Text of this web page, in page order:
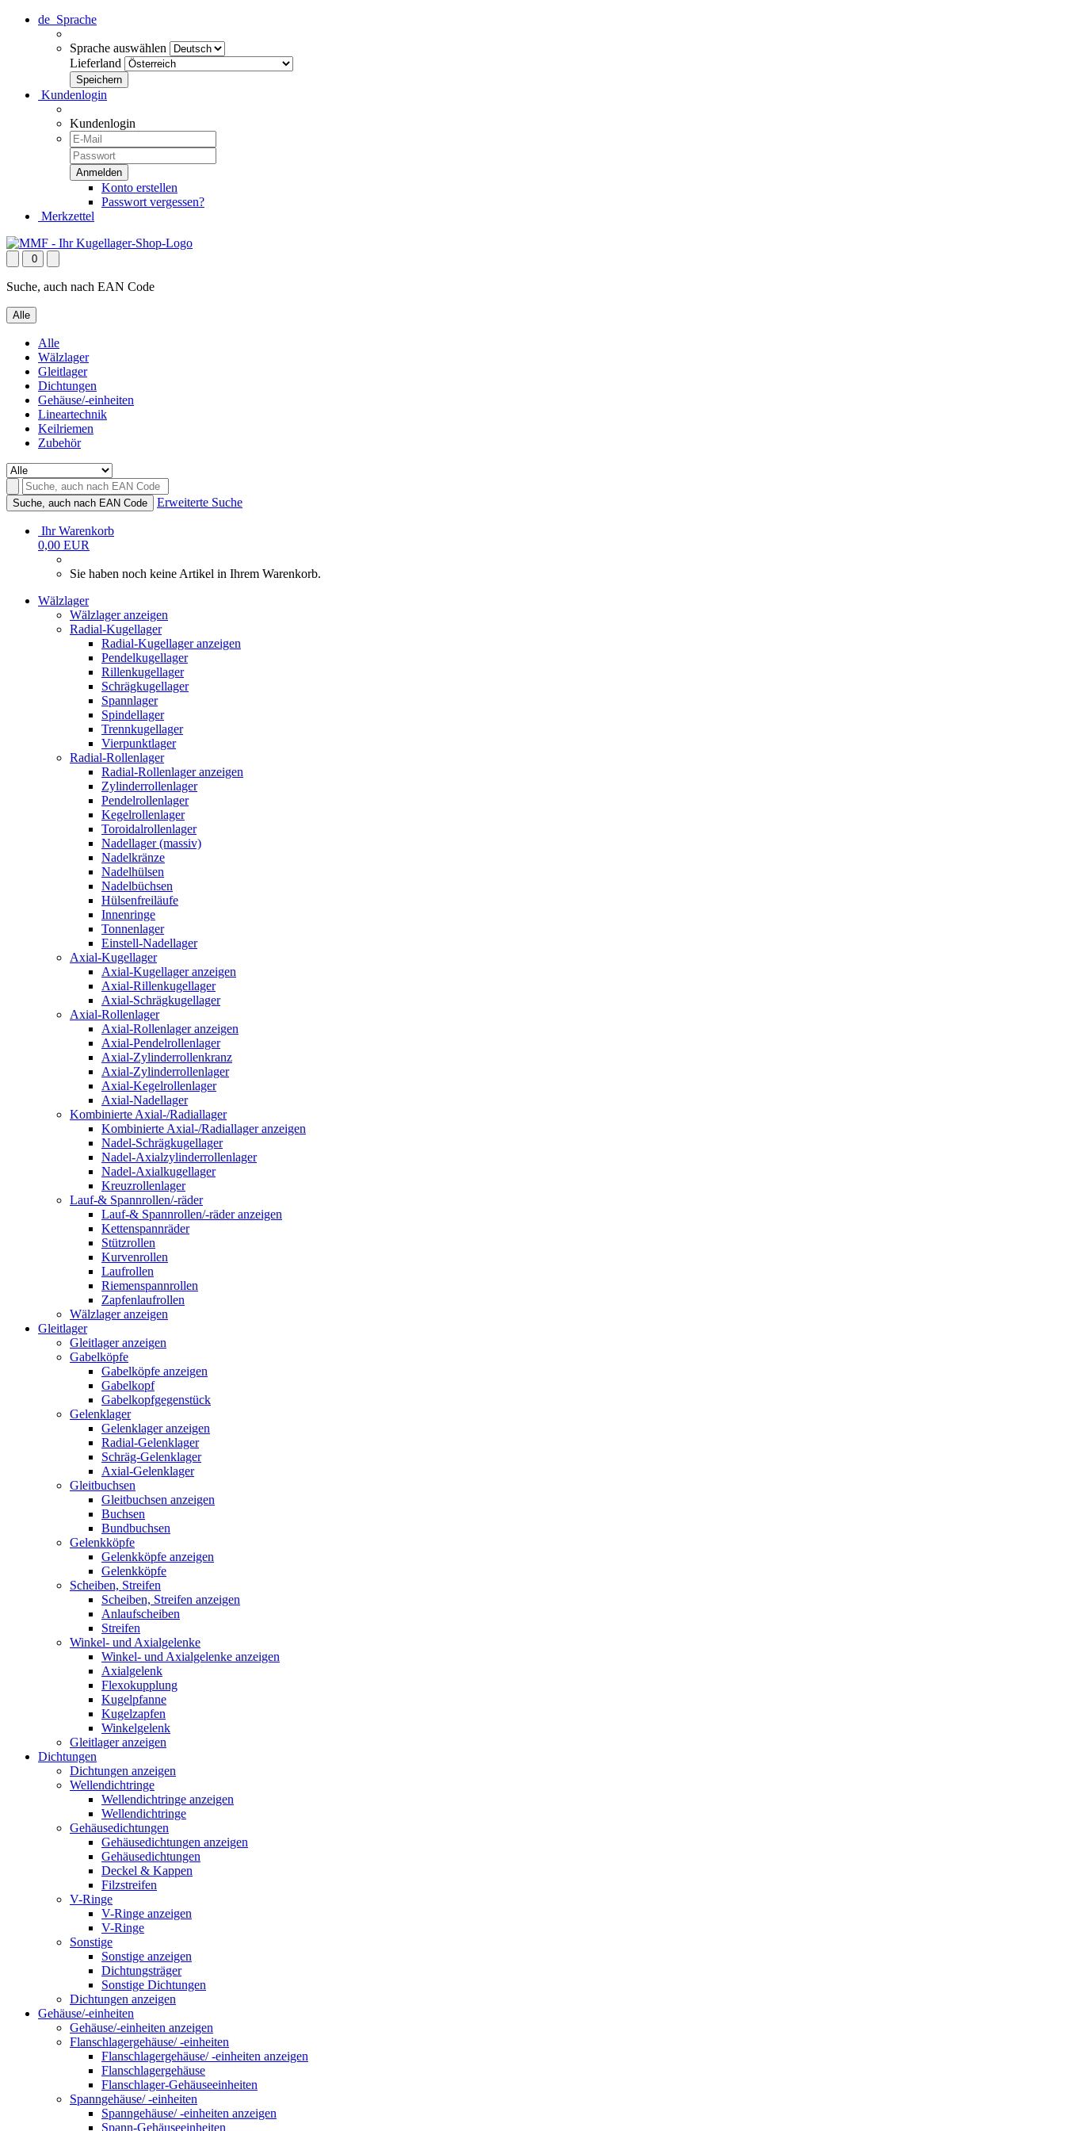
de Sprache
Sprache auswählen
Lieferland
Kundenlogin
Kundenlogin
Konto erstellen
Passwort vergessen?
Merkzettel
0
Suche, auch nach EAN Code
Alle
Alle
Wälzlager
Gleitlager
Dichtungen
Gehäuse/-einheiten
Lineartechnik
Keilriemen
Zubehör
Suche, auch nach EAN Code Erweiterte Suche
Ihr Warenkorb
0,00 EUR
Sie haben noch keine Artikel in Ihrem Warenkorb.
Wälzlager
Wälzlager anzeigen
Radial-Kugellager
Radial-Kugellager anzeigen
Pendelkugellager
Rillenkugellager
Schrägkugellager
Spannlager
Spindellager
Trennkugellager
Vierpunktlager
Radial-Rollenlager
Radial-Rollenlager anzeigen
Zylinderrollenlager
Pendelrollenlager
Kegelrollenlager
Toroidalrollenlager
Nadellager (massiv)
Nadelkränze
Nadelhülsen
Nadelbüchsen
Hülsenfreiläufe
Innenringe
Tonnenlager
Einstell-Nadellager
Axial-Kugellager
Axial-Kugellager anzeigen
Axial-Rillenkugellager
Axial-Schrägkugellager
Axial-Rollenlager
Axial-Rollenlager anzeigen
Axial-Pendelrollenlager
Axial-Zylinderrollenkranz
Axial-Zylinderrollenlager
Axial-Kegelrollenlager
Axial-Nadellager
Kombinierte Axial-/Radiallager
Kombinierte Axial-/Radiallager anzeigen
Nadel-Schrägkugellager
Nadel-Axialzylinderrollenlager
Nadel-Axialkugellager
Kreuzrollenlager
Lauf-& Spannrollen/-räder
Lauf-& Spannrollen/-räder anzeigen
Kettenspannräder
Stützrollen
Kurvenrollen
Laufrollen
Riemenspannrollen
Zapfenlaufrollen
Wälzlager anzeigen
Gleitlager
Gleitlager anzeigen
Gabelköpfe
Gabelköpfe anzeigen
Gabelkopf
Gabelkopfgegenstück
Gelenklager
Gelenklager anzeigen
Radial-Gelenklager
Schräg-Gelenklager
Axial-Gelenklager
Gleitbuchsen
Gleitbuchsen anzeigen
Buchsen
Bundbuchsen
Gelenkköpfe
Gelenkköpfe anzeigen
Gelenkköpfe
Scheiben, Streifen
Scheiben, Streifen anzeigen
Anlaufscheiben
Streifen
Winkel- und Axialgelenke
Winkel- und Axialgelenke anzeigen
Axialgelenk
Flexokupplung
Kugelpfanne
Kugelzapfen
Winkelgelenk
Gleitlager anzeigen
Dichtungen
Dichtungen anzeigen
Wellendichtringe
Wellendichtringe anzeigen
Wellendichtringe
Gehäusedichtungen
Gehäusedichtungen anzeigen
Gehäusedichtungen
Deckel & Kappen
Filzstreifen
V-Ringe
V-Ringe anzeigen
V-Ringe
Sonstige
Sonstige anzeigen
Dichtungsträger
Sonstige Dichtungen
Dichtungen anzeigen
Gehäuse/-einheiten
Gehäuse/-einheiten anzeigen
Flanschlagergehäuse/ -einheiten
Flanschlagergehäuse/ -einheiten anzeigen
Flanschlagergehäuse
Flanschlager-Gehäuseeinheiten
Spanngehäuse/ -einheiten
Spanngehäuse/ -einheiten anzeigen
Spann-Gehäuseeinheiten